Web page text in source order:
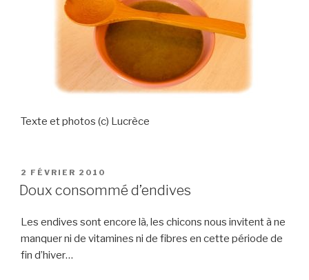
Texte et photos (c) Lucrèce
PUBLIÉ
LE
2 FÉVRIER 2010
Doux consommé d’endives
Les endives sont encore là, les chicons nous invitent à ne
manquer ni de vitamines ni de fibres en cette période de
fin d’hiver…